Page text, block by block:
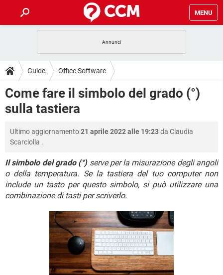
MENU
INTRATTENIMENTO
iOS WINDOWS 10
INSTAGRAM
HARDWARE
GUIDE
COVID-19
INTRATTENIMENTO ANDROID
INSTAGRAM WHATSAPP
HARDWARE
DOWNLOAD
COVID-19
iOS
INSTAGRAM WHATSAPP
TIKTOK FACEBOOK
HARDWARE
FORUM
COVID-19 GAMING
iOS WINDOWS 10
INSTAGRAM WHATSAPP
TIKTOK FACEBOOK
GLOSSARIO
COVID-19 GAMING
INTRATTENIMENTO ANDROID
iOS WINDOWS 10
FACEBOOK
Guide Office Software
Come fare il simbolo del grado (°)
sulla tastiera
Ultimo aggiornamento21 aprile 2022 alle 19:23da Claudia
Scarciolla .
Il simbolo del grado (°)serve per la misurazione degli angoli
o della temperatura. Se la tastiera del tuo computer non
include un tasto per questo simbolo, si può utilizzare una
combinazione di tasti per scriverlo.